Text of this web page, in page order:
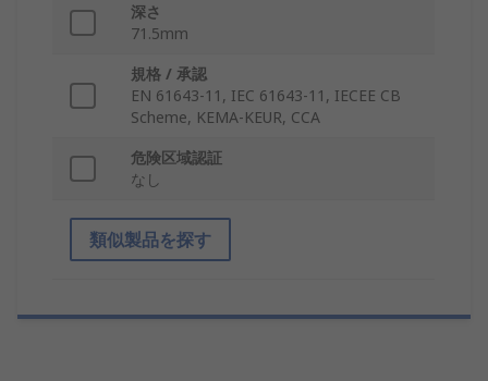
深さ
71.5mm
規格 / 承認
EN 61643-11, IEC 61643-11, IECEE CB
Scheme, KEMA-KEUR, CCA
危険区域認証
なし
類似製品を探す